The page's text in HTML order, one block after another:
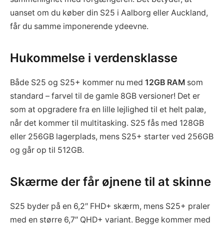
uanset om du køber din S25 i Aalborg eller Auckland,
får du samme imponerende ydeevne.
Hukommelse i verdensklasse
Både S25 og S25+ kommer nu med 12GB RAM som
standard – farvel til de gamle 8GB versioner! Det er
som at opgradere fra en lille lejlighed til et helt palæ,
når det kommer til multitasking. S25 fås med 128GB
eller 256GB lagerplads, mens S25+ starter ved 256GB
og går op til 512GB.
Skærme der får øjnene til at skinne
S25 byder på en 6,2″ FHD+ skærm, mens S25+ praler
med en større 6,7″ QHD+ variant. Begge kommer med